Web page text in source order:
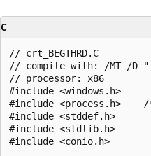
C
// crt_BEGTHRD.C
// compile with: /MT /D
// processor: x86
#include <windows.h>
#include <process.h>
#include <stddef.h>
#include <stdlib.h>
#include <conio.h>